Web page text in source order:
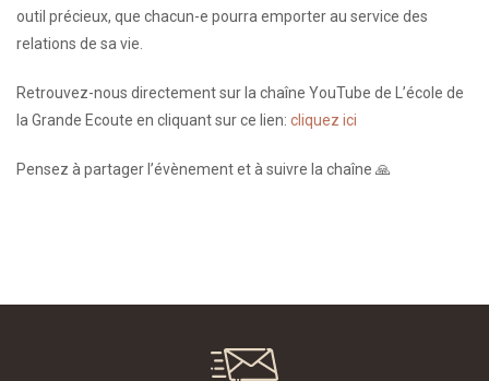
outil précieux, que chacun-e pourra emporter au service des
relations de sa vie.
Retrouvez-nous directement sur la chaîne YouTube de L’école de
la Grande Ecoute en cliquant sur ce lien: cliquez ici
Pensez à partager l’évènement et à suivre la chaîne 🙏